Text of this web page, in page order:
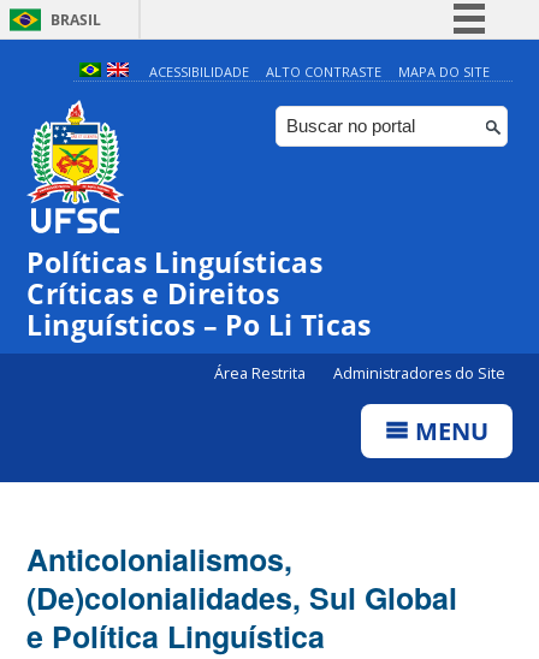
BRASIL
Simplifique!
Comunica BR
Participe
ACESSIBILIDADE ALTO CONTRASTE MAPA DO SITE
Políticas Linguísticas
Críticas e Direitos
Linguísticos – Po Li Ticas
Área Restrita Administradores do Site
MENU
Anticolonialismos,
(De)colonialidades, Sul Global
e Política Linguística